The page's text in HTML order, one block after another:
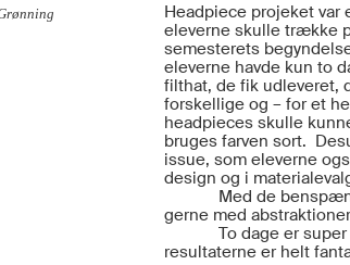
Headpiece projeket var
eleverne skulle trække
semesterets
eleverne havde kun to
filthat, de fik udleveret,
forskellige og – for et
headpieces skulle
bruges farven sort.
issue, som eleverne
design og i
Med de
gerne med
To dage er
resultaterne er helt